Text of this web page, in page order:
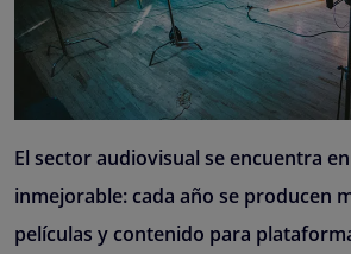
El sector audiovisual se encuentra
inmejorable: cada año se producen
películas y contenido para